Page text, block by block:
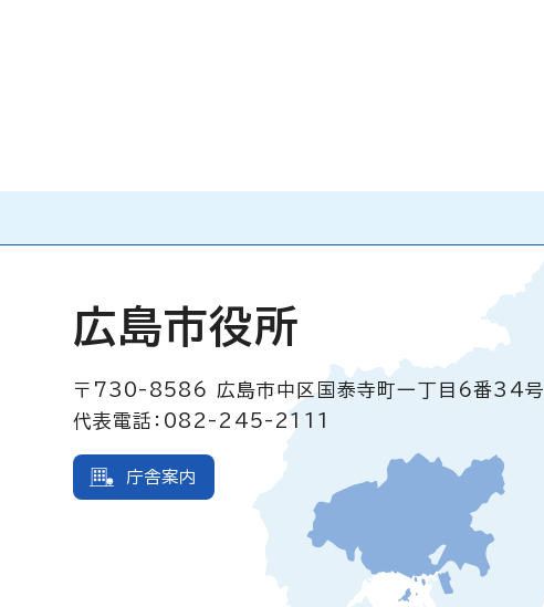
広島市役所
〒730-8586
広島市中区国泰寺町一丁目6番34号
代表電話：082-245-2111
庁舎案内